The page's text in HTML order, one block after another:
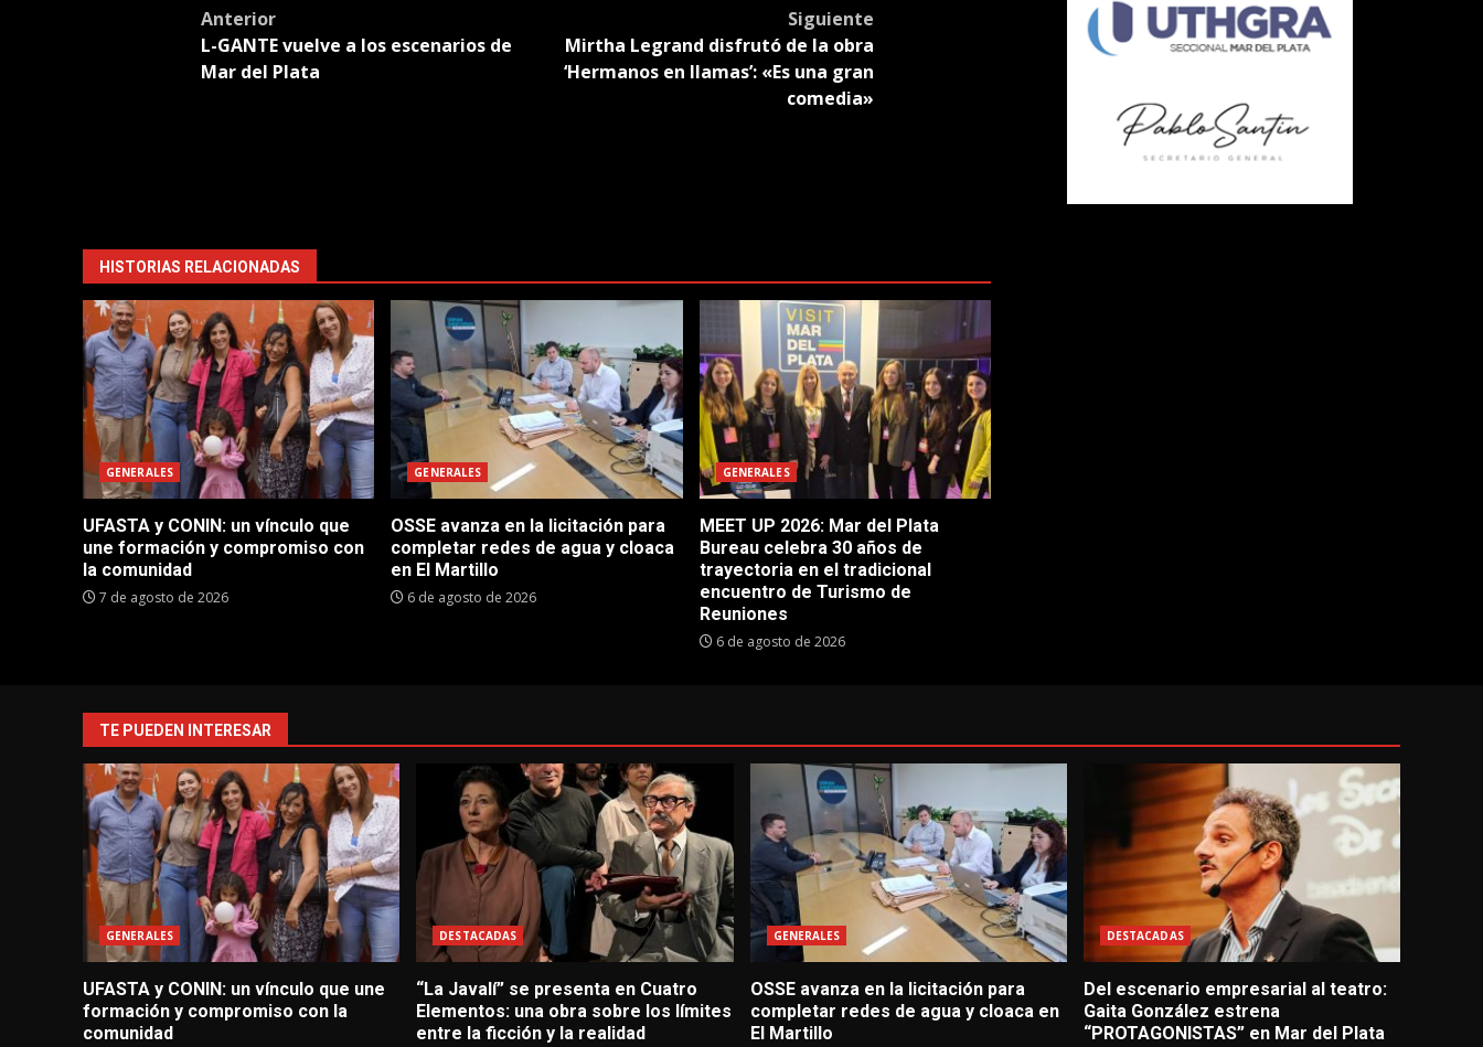
Post
navigation
Anterior
L-GANTE vuelve a los escenarios de
Mar del Plata
Siguiente
Mirtha Legrand disfrutó de la obra
‘Hermanos en llamas’: «Es una gran
comedia»
HISTORIAS RELACIONADAS
GENERALES
UFASTA y CONIN: un vínculo que
une formación y compromiso con
la comunidad
7 de agosto de 2026
GENERALES
OSSE avanza en la licitación para
completar redes de agua y cloaca
en El Martillo
6 de agosto de 2026
GENERALES
MEET UP 2026: Mar del Plata
Bureau celebra 30 años de
trayectoria en el tradicional
encuentro de Turismo de
Reuniones
6 de agosto de 2026
TE PUEDEN INTERESAR
GENERALES
UFASTA y CONIN: un vínculo que une
formación y compromiso con la
comunidad
DESTACADAS
“La Javalí” se presenta en Cuatro
Elementos: una obra sobre los límites
entre la ficción y la realidad
GENERALES
OSSE avanza en la licitación para
completar redes de agua y cloaca en
El Martillo
DESTACADAS
Del escenario empresarial al teatro:
Gaita González estrena
“PROTAGONISTAS” en Mar del Plata